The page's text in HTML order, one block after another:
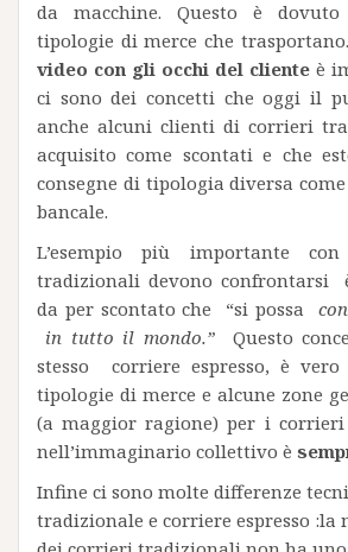
da macchine. Questo è
tipologie di merce che
video con gli occhi del cliente è
ci sono dei concetti che oggi il
anche alcuni clienti di corrieri
acquisito come scontati e che
consegne di tipologia diversa
bancale.
L’esempio più importante
tradizionali devono confrontarsi
da per scontato che “si possa
in tutto il mondo.” Questo
stesso corriere espresso, è
tipologie di merce e alcune zone
(a maggior ragione) per i
nell’immaginario collettivo è
Infine ci sono molte differenze
tradizionale e corriere espresso :la